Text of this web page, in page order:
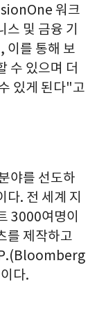
워크
및 금융 기
이를 통해 보
수 있으며 더
있게 된다"고
야를 선도하
. 전 세계 지
3000여명이
를 제작하고
다.